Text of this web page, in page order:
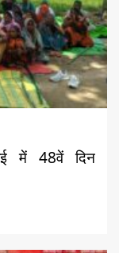
में 48वें दिन